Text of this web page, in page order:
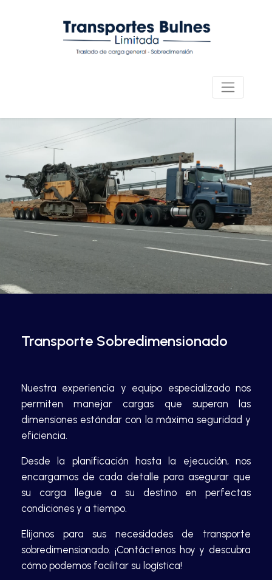
Transporte Sobredimensionado
Nuestra experiencia y equipo especializado nos
permiten manejar cargas que superan las
dimensiones estándar con la máxima seguridad y
eficiencia.
Desde la planificación hasta la ejecución, nos
encargamos de cada detalle para asegurar que
su carga llegue a su destino en perfectas
condiciones y a tiempo.
Elijanos para sus necesidades de transporte
sobredimensionado. ¡Contáctenos hoy y descubra
cómo podemos facilitar su logística!